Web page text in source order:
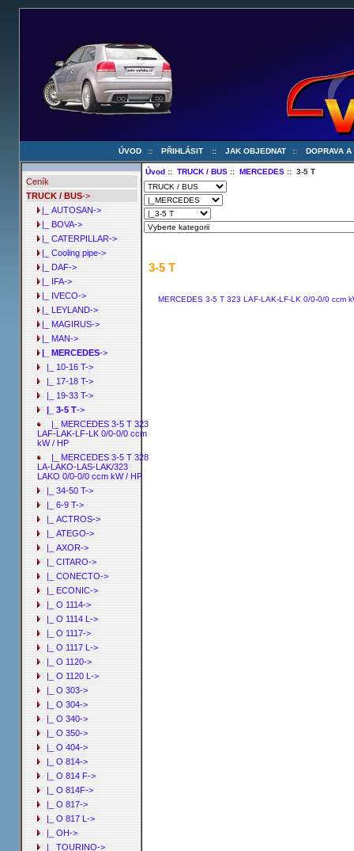
ÚVOD :: PŘIHLÁSIT :: JAK OBJEDNAT :: DOPRAVA A
Ceník
TRUCK / BUS->
|_ AUTOSAN->
|_ BOVA->
|_ CATERPILLAR->
|_ Cooling pipe->
|_ DAF->
|_ IFA->
|_ IVECO->
|_ LEYLAND->
|_ MAGIRUS->
|_ MAN->
|_ MERCEDES->
|_ 10-16 T->
|_ 17-18 T->
|_ 19-33 T->
|_ 3-5 T->
|_ MERCEDES 3-5 T 323
LAF-LAK-LF-LK 0/0-0/0 ccm
kW / HP
|_ MERCEDES 3-5 T 328
LA-LAKO-LAS-LAK/323
LAKO 0/0-0/0 ccm kW / HP
|_ 34-50 T->
|_ 6-9 T->
|_ ACTROS->
|_ ATEGO->
|_ AXOR->
|_ CITARO->
|_ CONECTO->
|_ ECONIC->
|_ O 1114->
|_ O 1114 L->
|_ O 1117->
|_ O 1117 L->
|_ O 1120->
|_ O 1120 L->
|_ O 303->
|_ O 304->
|_ O 340->
|_ O 350->
|_ O 404->
|_ O 814->
|_ O 814 F->
|_ O 814F->
|_ O 817->
|_ O 817 L->
|_ OH->
|_ TOURINO->
Úvod ::TRUCK / BUS ::MERCEDES :: 3-5 T
3-5 T
MERCEDES 3-5 T 323 LAF-LAK-LF-LK 0/0-0/0 ccm